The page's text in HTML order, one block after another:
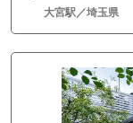
大宮駅／埼玉県